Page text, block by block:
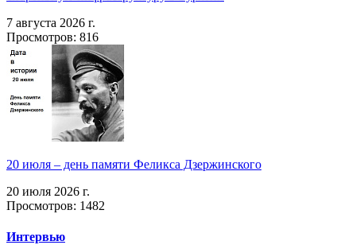
7 августа 2026 г.
Просмотров: 816
20 июля – день памяти Феликса Дзержинского
20 июля 2026 г.
Просмотров: 1482
Интервью